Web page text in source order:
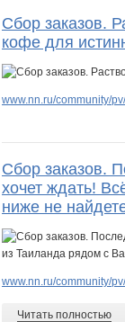
Сбор заказов.
кофе для
www.nn.ru/community/
Сбор заказов.
хочет ждать!
ниже не
www.nn.ru/community/
Читать полностью